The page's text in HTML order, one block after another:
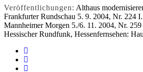
Veröffentlichungen: Althaus
Frankfurter Rundschau 5. 9. 2004, Nr. 224
Mannheimer Morgen 5./6. 11. 2004, Nr. 259
Hessischer Rundfunk, Hessenfernsehen: